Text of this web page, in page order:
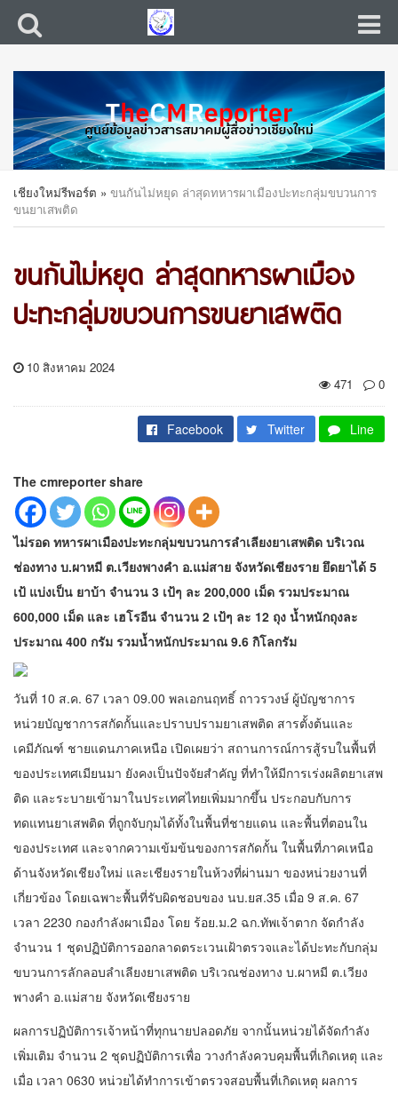
เชียงใหม่รีพอร์ต » ขนกันไม่หยุด ล่าสุดทหารผาเมืองปะทะกลุ่มขบวนการ
ขนยาเสพติด
ขนกันไม่หยุด ล่าสุดทหารผาเมือง
ปะทะกลุ่มขบวนการขนยาเสพติด
10 สิงหาคม 2024
471
0
Facebook Twitter Line
The cmreporter share
ไม่รอด ทหารผาเมืองปะทะกลุ่มขบวนการลำเลียงยาเสพติด บริเวณ
ช่องทาง บ.ผาหมี ต.เวียงพางคำ อ.แม่สาย จังหวัดเชียงราย ยึดยาได้ 5
เป้ แบ่งเป็น ยาบ้า จำนวน 3 เป้ๆ ละ 200,000 เม็ด รวมประมาณ
600,000 เม็ด และ เฮโรอีน จำนวน 2 เป้ๆ ละ 12 ถุง น้ำหนักถุงละ
ประมาณ 400 กรัม รวมน้ำหนักประมาณ 9.6 กิโลกรัม
วันที่ 10 ส.ค. 67 เวลา 09.00 พลเอกนฤทธิ์ ถาวรวงษ์ ผู้บัญชาการ
หน่วยบัญชาการสกัดกั้นและปราบปรามยาเสพติด สารตั้งต้นและ
เคมีภัณฑ์ ชายแดนภาคเหนือ เปิดเผยว่า สถานการณ์การสู้รบในพื้นที่
ของประเทศเมียนมา ยังคงเป็นปัจจัยสำคัญ ที่ทำให้มีการเร่งผลิตยาเสพ
ติด และระบายเข้ามาในประเทศไทยเพิ่มมากขึ้น ประกอบกับการ
ทดแทนยาเสพติด ที่ถูกจับกุมได้ทั้งในพื้นที่ชายแดน และพื้นที่ตอนใน
ของประเทศ และจากความเข้มข้นของการสกัดกั้น ในพื้นที่ภาคเหนือ
ด้านจังหวัดเชียงใหม่ และเชียงรายในห้วงที่ผ่านมา ของหน่วยงานที่
เกี่ยวข้อง โดยเฉพาะพื้นที่รับผิดชอบของ นบ.ยส.35 เมื่อ 9 ส.ค. 67
เวลา 2230 กองกำลังผาเมือง โดย ร้อย.ม.2 ฉก.ทัพเจ้าตาก จัดกำลัง
จำนวน 1 ชุดปฏิบัติการออกลาดตระเวนเฝ้าตรวจและได้ปะทะกับกลุ่ม
ขบวนการลักลอบลำเลียงยาเสพติด บริเวณช่องทาง บ.ผาหมี ต.เวียง
พางคำ อ.แม่สาย จังหวัดเชียงราย
ผลการปฏิบัติการเจ้าหน้าที่ทุกนายปลอดภัย จากนั้นหน่วยได้จัดกำลัง
เพิ่มเติม จำนวน 2 ชุดปฏิบัติการเพื่อ วางกำลังควบคุมพื้นที่เกิดเหตุ และ
เมื่อ เวลา 0630 หน่วยได้ทำการเข้าตรวจสอบพื้นที่เกิดเหตุ ผลการ